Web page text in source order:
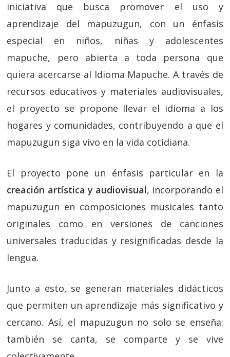
iniciativa que busca promover el uso y
aprendizaje del mapuzugun, con un énfasis
especial en niños, niñas y adolescentes
mapuche, pero abierta a toda persona que
quiera acercarse al Idioma Mapuche. A través de
recursos educativos y materiales audiovisuales,
el proyecto se propone llevar el idioma a los
hogares y comunidades, contribuyendo a que el
mapuzugun siga vivo en la vida cotidiana.
El proyecto pone un énfasis particular en la
creación artística y audiovisual, incorporando el
mapuzugun en composiciones musicales tanto
originales como en versiones de canciones
universales traducidas y resignificadas desde la
lengua.
Junto a esto, se generan materiales didácticos
que permiten un aprendizaje más significativo y
cercano. Así, el mapuzugun no solo se enseña:
también se canta, se comparte y se vive